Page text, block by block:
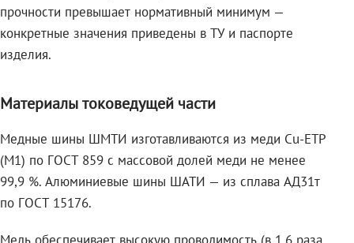
прочности превышает нормативный минимум —
конкретные значения приведены в ТУ и паспорте
изделия.
Материалы токоведущей части
Медные шины ШМТИ изготавливаются из меди Cu-ETP
(M1) по ГОСТ 859 с массовой долей меди не менее
99,9 %. Алюминиевые шины ШАТИ — из сплава АД31т
по ГОСТ 15176.